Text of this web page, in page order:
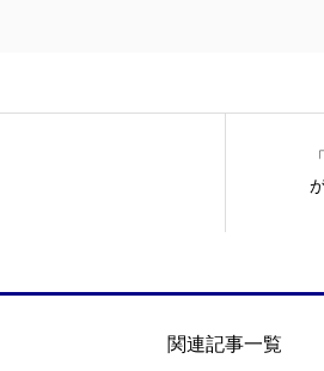
関連記事一覧